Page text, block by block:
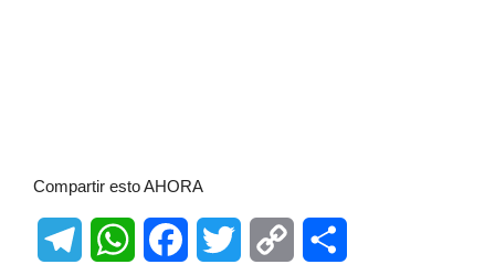
Compartir esto AHORA
TelegramWhatsAppFacebookTwitter Copy